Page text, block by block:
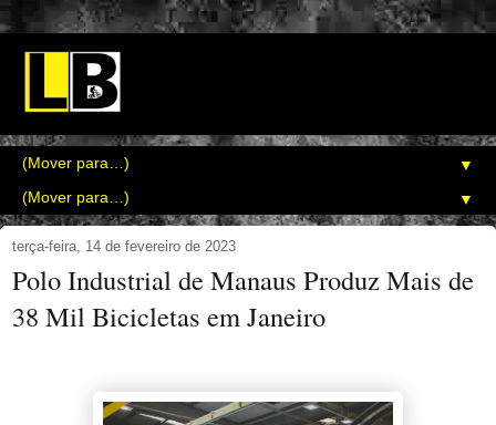
▼
▼
terça-feira, 14 de fevereiro de 2023
Polo Industrial de Manaus Produz Mais de
38 Mil Bicicletas em Janeiro